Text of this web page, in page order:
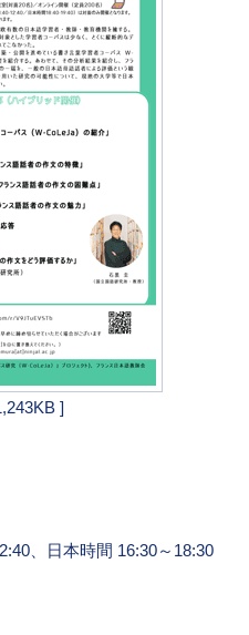
]
、日本時間 16:30～18:30